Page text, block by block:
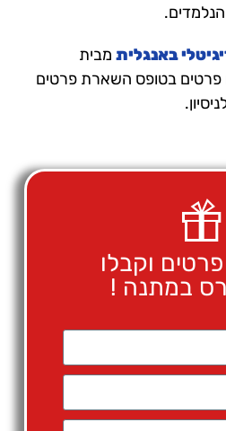
באנגלית מבית
פרטים בטופס השארת פרטים
וקבלו
במתנה !